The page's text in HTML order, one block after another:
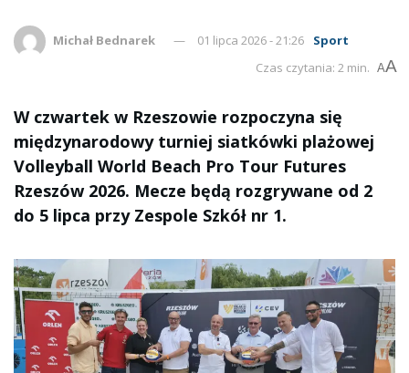
Michał Bednarek 01 lipca 2026 - 21:26
Sport
Czas czytania: 2 min. AA
W czwartek w Rzeszowie rozpoczyna się
międzynarodowy turniej siatkówki plażowej
Volleyball World Beach Pro Tour Futures
Rzeszów 2026. Mecze będą rozgrywane od 2
do 5 lipca przy Zespole Szkół nr 1.